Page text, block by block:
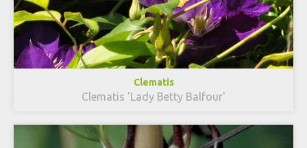
Clematis
Clematis 'Lady Betty Balfour'